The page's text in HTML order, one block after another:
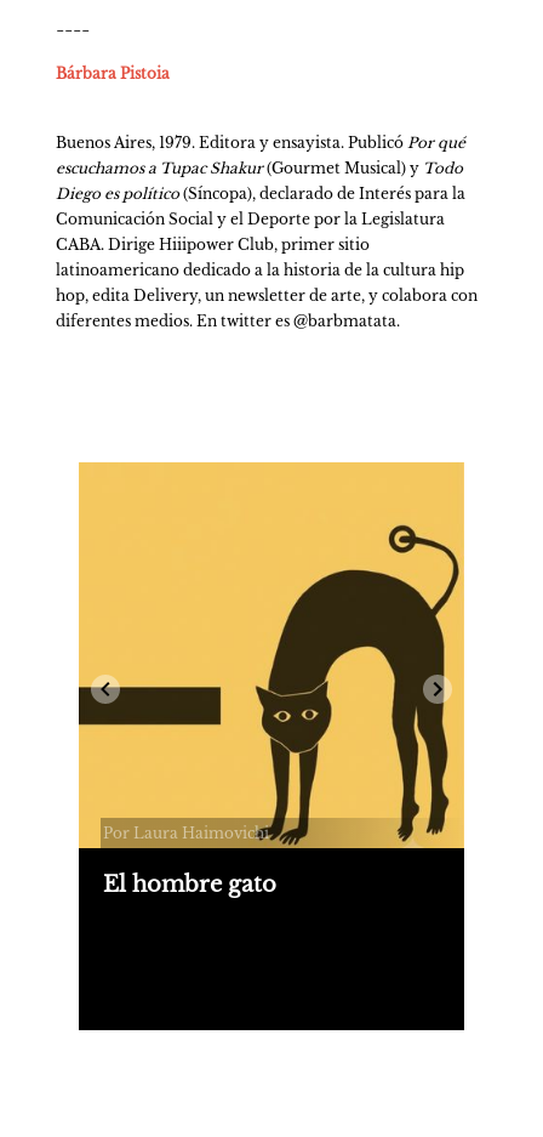
----
Bárbara Pistoia
Buenos Aires, 1979. Editora y ensayista. Publicó Por qué
escuchamos a Tupac Shakur (Gourmet Musical) y Todo
Diego es político (Síncopa), declarado de Interés para la
Comunicación Social y el Deporte por la Legislatura
CABA. Dirige Hiiipower Club, primer sitio
latinoamericano dedicado a la historia de la cultura hip
hop, edita Delivery, un newsletter de arte, y colabora con
diferentes medios. En twitter es @barbmatata.
Por Laura Haimovichi
El hombre gato
para su novela "Caracat".